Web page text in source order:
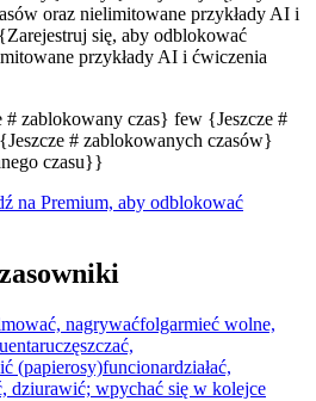
oraz nielimitowane przykłady AI i
się, aby odblokować
przykłady AI i ćwiczenia
# zablokowany czas} few {Jeszcze #
# zablokowanych czasów}
czasu}}
na Premium, aby odblokować
nagrywaćfolgarmieć wolne,
uczęszczać,
(papierosy)funcionardziałać,
dziurawić; wpychać się w kolejce